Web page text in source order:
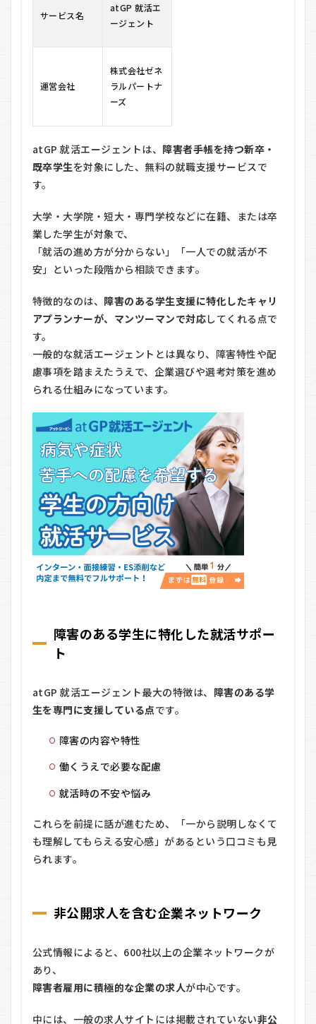
開求
トワ
ーク
就活
から
内定
応
2
atGP
就活
ント
の悪
3
atGP
就活
ント
の良
い口
コミ
4
atGP
就活
エー
ジェ
ント
の料
金
atGP
就活
エー
の利
用の
5.1
員登
（無
5.2
② プ
ロに
（キ
ャリ
談）
③ あ
なた
サービス名
atGP 就活エ
ージェント
運営会社
株式会社ゼネ
ラルパートナ
ーズ
atGP 就活エージェントは、 障害者手帳を持つ新卒・
既卒学生を対象にした、無料の就職支援サービスで
す。
大学・大学院・短大・専門学校などに在籍、または卒
業した学生が対象で、
「就活の進め方が分からない」「一人での就活が不
安」といった段階から相談できます。
特徴的なのは、 障害のある学生支援に特化したキャリ
アプランナーが、マンツーマンで対応してくれる点で
す。
一般的な就活エージェントとは異なり、障害特性や配
慮事項を踏まえたうえで、企業選びや選考対策を進め
られる仕組みになっています。
障害のある学生に特化した就活サポー
ト
atGP 就活エージェント最大の特徴は、 障害のある学
生を専門に支援している点です。
障害の内容や特性
働くうえで必要な配慮
就活時の不安や悩み
これらを前提に話が進むため、「一から説明しなくて
も理解してもらえる安心感」があるという口コミも見
られます。
非公開求人を含む企業ネットワーク
公式情報によると、600社以上の企業ネットワークが
あり、
障害者雇用に積極的な企業の求人が中心です。
中には、一般の求人サイトには掲載されていない非公